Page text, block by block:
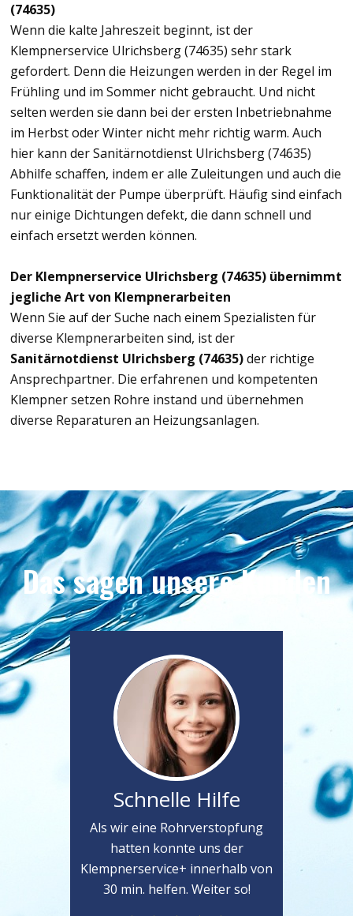
(74635)
Wenn die kalte Jahreszeit beginnt, ist der
Klempnerservice Ulrichsberg (74635) sehr stark
gefordert. Denn die Heizungen werden in der Regel im
Frühling und im Sommer nicht gebraucht. Und nicht
selten werden sie dann bei der ersten Inbetriebnahme
im Herbst oder Winter nicht mehr richtig warm. Auch
hier kann der Sanitärnotdienst Ulrichsberg (74635)
Abhilfe schaffen, indem er alle Zuleitungen und auch die
Funktionalität der Pumpe überprüft. Häufig sind einfach
nur einige Dichtungen defekt, die dann schnell und
einfach ersetzt werden können.
Der Klempnerservice Ulrichsberg (74635) übernimmt
jegliche Art von Klempnerarbeiten
Wenn Sie auf der Suche nach einem Spezialisten für
diverse Klempnerarbeiten sind, ist der
Sanitärnotdienst Ulrichsberg (74635)der richtige
Ansprechpartner. Die erfahrenen und kompetenten
Klempner setzen Rohre instand und übernehmen
diverse Reparaturen an Heizungsanlagen.
Das sagen unsere Kunden
Schnelle Hilfe
Als wir eine Rohrverstopfung
hatten konnte uns der
Klempnerservice+ innerhalb von
30 min. helfen. Weiter so!